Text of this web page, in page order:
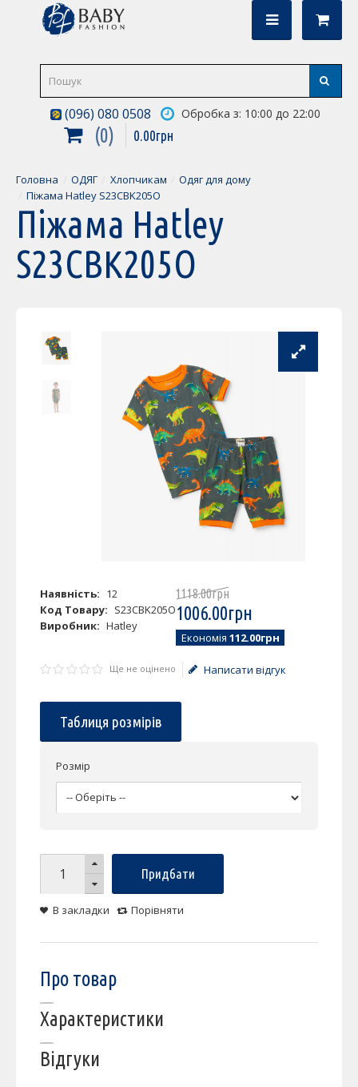
(096) 080 0508 Обробка з: 10:00 до 22:00
0 0.00грн
Головна ОДЯГ Хлопчикам
Одяг для дому
Піжама Hatley S23CBK205O
Піжама Hatley
S23CBK205O
Наявність: 12
Код Товару: S23CBK205O
Виробник: Hatley
1118.00грн
1006.00грн
Економія 112.00грн
Ще не оцінено Написати відгук
Таблиця розмірів
Розмір
Придбати
В закладки Порівняти
Про товар
Характеристики
Відгуки